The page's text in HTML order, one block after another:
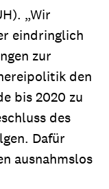
„Wir
eindringlich
zur
den
bis 2020 zu
des
Dafür
ausnahmslos